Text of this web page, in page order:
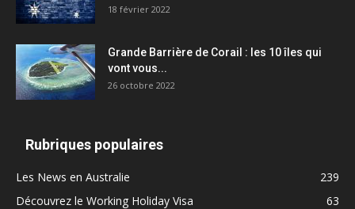
18 février 2022
Grande Barrière de Corail : les 10 îles qui
vont vous...
26 octobre 2022
Rubriques populaires
Les News en Australie
239
Découvrez le Working Holiday Visa
63